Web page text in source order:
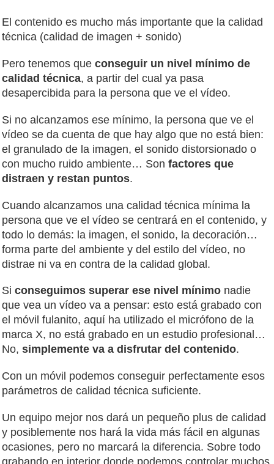
El contenido es mucho más importante que la calidad
técnica (calidad de imagen + sonido)
Pero tenemos queconseguir un nivel mínimo de
calidad técnica, a partir del cual ya pasa
desapercibida para la persona que ve el vídeo.
Si no alcanzamos ese mínimo, la persona que ve el
vídeo se da cuenta de que hay algo que no está bien:
el granulado de la imagen, el sonido distorsionado o
con mucho ruido ambiente… Sonfactores que
distraen y restan puntos.
Cuando alcanzamos una calidad técnica mínima la
persona que ve el vídeo se centrará en el contenido, y
todo lo demás: la imagen, el sonido, la decoración…
forma parte del ambiente y del estilo del vídeo, no
distrae ni va en contra de la calidad global.
Siconseguimos superar ese nivel mínimo nadie
que vea un vídeo va a pensar: esto está grabado con
el móvil fulanito, aquí ha utilizado el micrófono de la
marca X, no está grabado en un estudio profesional…
No,simplemente va a disfrutar del contenido.
Con un móvil podemos conseguir perfectamente esos
parámetros de calidad técnica suficiente.
Un equipo mejor nos dará un pequeño plus de calidad
y posiblemente nos hará la vida más fácil en algunas
ocasiones, pero no marcará la diferencia. Sobre todo
grabando en interior donde podemos controlar muchos